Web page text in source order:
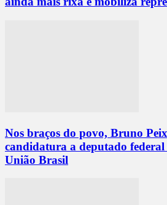
Nos braços do povo, Bruno
candidatura a deputado federal
União Brasil